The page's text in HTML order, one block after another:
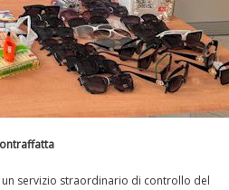
un servizio straordinario di controllo del